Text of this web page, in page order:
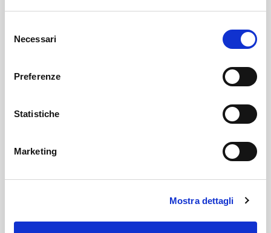
delNecessari
Preferenze
Statistiche
Marketing
Mostra dettagli
Generalmente il materiale era fornito dal cliente.
(Un gentile contributo di Mariella della UILDM
Altri articoli che potrebbero